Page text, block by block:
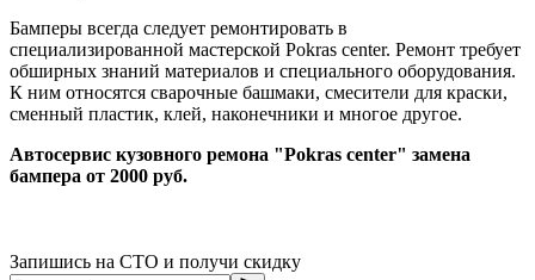
Бамперы всегда следует ремонтировать в
специализированной мастерской Pokras center. Ремонт требует
обширных знаний материалов и специального оборудования.
К ним относятся сварочные башмаки, смесители для краски,
сменный пластик, клей, наконечники и многое другое.
Автосервис кузовного ремона "Pokras center" замена
бампера от 2000 руб.
Запишись на СТО и получи скидку